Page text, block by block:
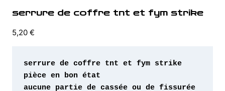
serrure de coffre tnt et fym strike
5,20 €